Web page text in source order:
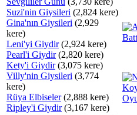
Suzi'nin Giysileri (2,824 kere)
Gina'nın Giysileri (2,929
kere)
Leni'yi Giydir(2,924 kere)
Pearl'i Giydir(2,820 kere)
Kety'i Giydir(3,075 kere)
Villy'nin Giysileri (3,774
kere)
Rüya Elbiseler(2,888 kere)
Ripley'i Giydir(3,167 kere)